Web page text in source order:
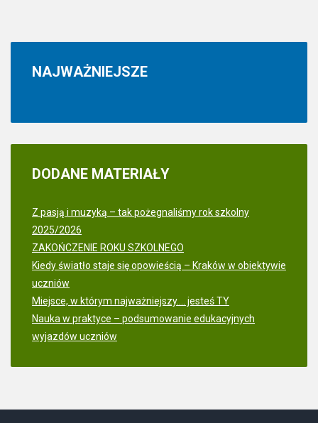
NAJWAŻNIEJSZE
DODANE MATERIAŁY
Z pasją i muzyką – tak pożegnaliśmy rok szkolny
2025/2026
ZAKOŃCZENIE ROKU SZKOLNEGO
Kiedy światło staje się opowieścią – Kraków w obiektywie
uczniów
Miejsce, w którym najważniejszy.... jesteś TY
Nauka w praktyce – podsumowanie edukacyjnych
wyjazdów uczniów